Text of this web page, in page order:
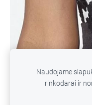
Naudojame
rinkodarai ir